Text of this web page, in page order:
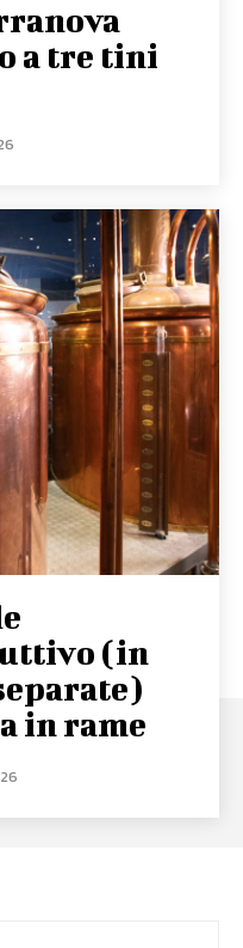
a tre tini
(in
in rame